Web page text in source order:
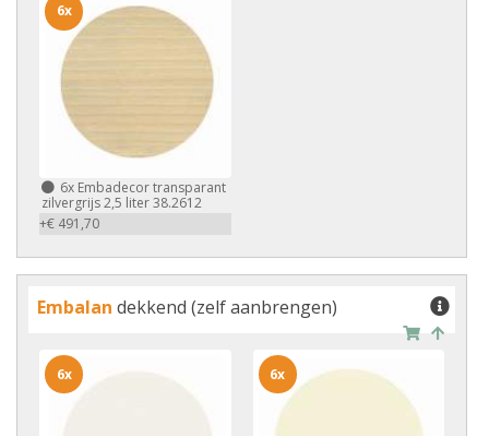
6x Embadecor transparant
zilvergrijs 2,5 liter 38.2612
+€ 491,70
6x
Embalan dekkend (zelf aanbrengen)
6x 6x